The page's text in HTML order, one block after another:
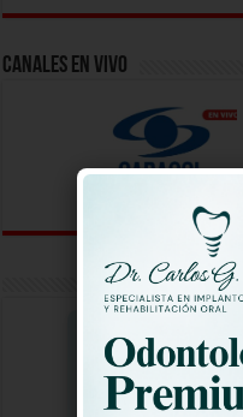
Aqui
Canales En Vivo